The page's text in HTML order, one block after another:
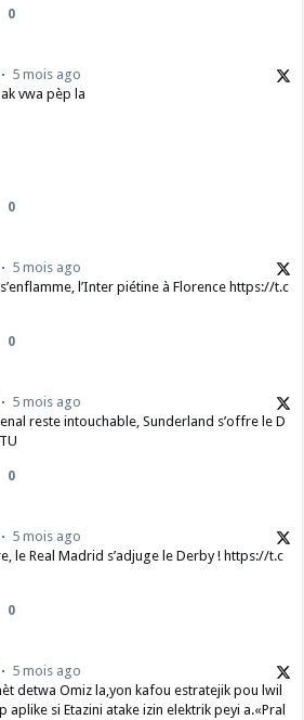
0
5 mois ago
vwa pèp la
0
5 mois ago
l’Inter piétine à Florence https://t.c
0
5 mois ago
reste intouchable, Sunderland s’offre le D
0
5 mois ago
le Real Madrid s’adjuge le Derby ! https://t.c
0
5 mois ago
detwa Omiz la,yon kafou estratejik pou lwil
aplike si Etazini atake izin elektrik peyi a.​«Pral